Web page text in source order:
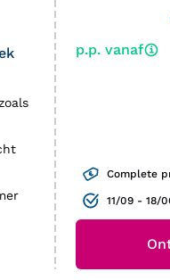
Complete
11/09 - 18/
p.p. vanaf